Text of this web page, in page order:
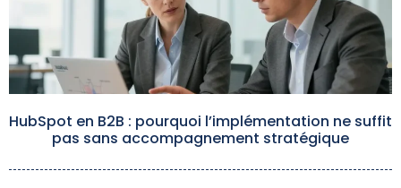
HubSpot en B2B : pourquoi l’implémentation ne suffit
pas sans accompagnement stratégique